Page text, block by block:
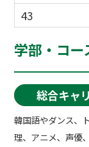
43
学部・コー
総合キャ
韓国語やダンス、
理、アニメ、声優